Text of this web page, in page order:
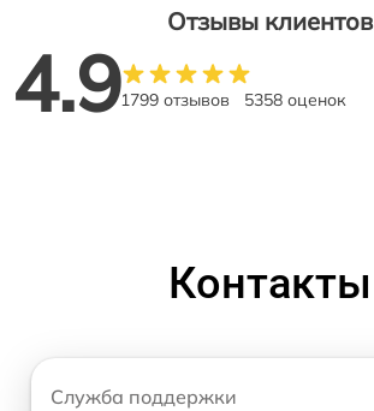
Отзывы клиентов
4.91799 отзывов 5358 оценок
Контакты
Служба поддержки